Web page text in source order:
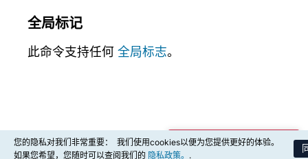
全局标记
此命令支持任何 全局标志。
商业支持购买咨询
您的隐私对我们非常重要：
我们使用cookies以便为您提供更好的体验。
如果您希望，您随时可以查阅我们的 隐私政策。 .